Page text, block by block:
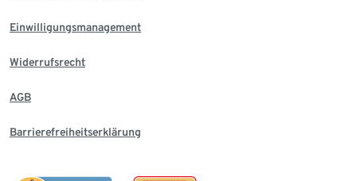
Einwilligungsmanagement
Widerrufsrecht
AGB
Barrierefreiheitserklärung